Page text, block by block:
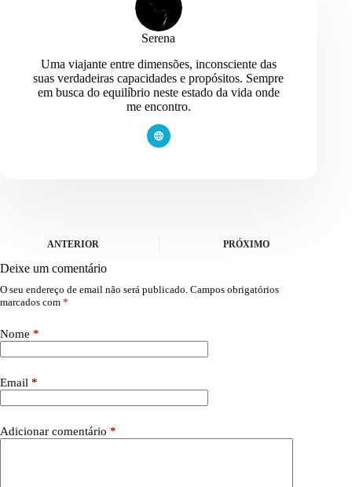
Serena
Uma viajante entre dimensões, inconsciente das
suas verdadeiras capacidades e propósitos. Sempre
em busca do equilíbrio neste estado da vida onde
me encontro.
ANTERIOR PRÓXIMO
Deixe um comentário
O seu endereço de email não será publicado. Campos obrigatórios
marcados com *
Nome *
Email *
Adicionar comentário *